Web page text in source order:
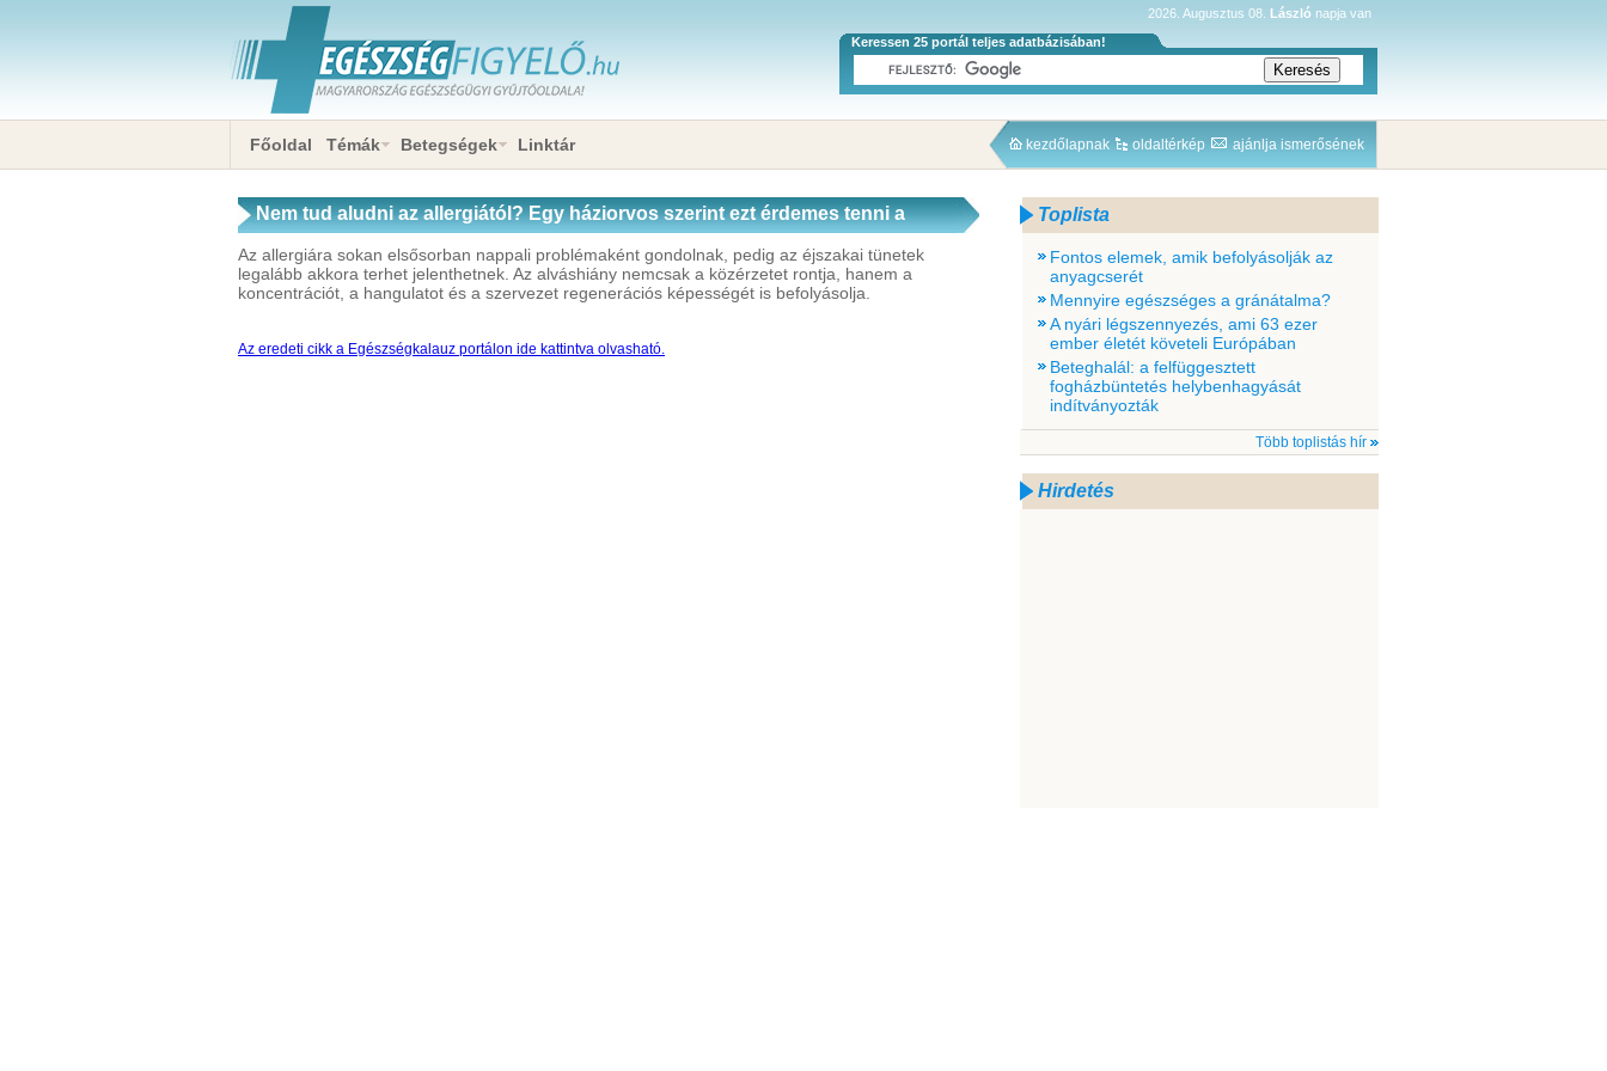
2026. Augusztus 08. László napja van
Keressen 25 portál teljes adatbázisában!
Főoldal Témák Betegségek Linktár kezdőlapnak oldaltérkép ajánlja ismerősének
Nem tud aludni az allergiától? Egy háziorvos szerint ezt érdemes tenni a
párnájával lefekvés előtt
Az allergiára sokan elsősorban nappali problémaként gondolnak, pedig az éjszakai tünetek
legalább akkora terhet jelenthetnek. Az alváshiány nemcsak a közérzetet rontja, hanem a
koncentrációt, a hangulatot és a szervezet regenerációs képességét is befolyásolja.
Az eredeti cikk a Egészségkalauz portálon ide kattintva olvasható.
Toplista
Fontos elemek, amik befolyásolják az
anyagcserét
Mennyire egészséges a gránátalma?
A nyári légszennyezés, ami 63 ezer
ember életét követeli Európában
Beteghalál: a felfüggesztett
fogházbüntetés helybenhagyását
indítványozták
Több toplistás hír
Hirdetés